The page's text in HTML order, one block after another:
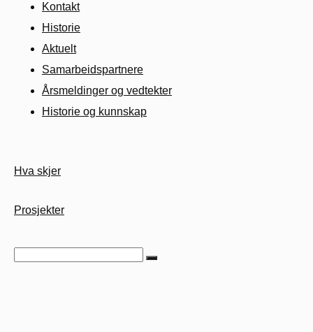
Kontakt
Historie
Aktuelt
Samarbeids­partnere
Årsmeldinger og vedtekter
Historie og kunnskap
Hva skjer
Prosjekter